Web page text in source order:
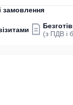
замовлення
(з ПДВ і